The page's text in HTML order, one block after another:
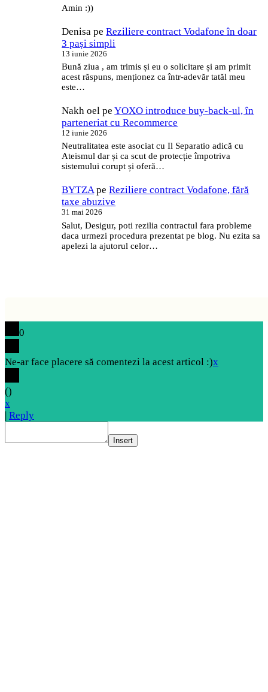
Amin :))
Denisa peReziliere contract Vodafone în doar
3 pași simpli
13 iunie 2026
Bună ziua , am trimis și eu o solicitare și am primit
acest răspuns, menționez ca într-adevăr tatăl meu
este…
Nakh oel peYOXO introduce buy-back-ul, în
parteneriat cu Recommerce
12 iunie 2026
Neutralitatea este asociat cu Il Separatio adică cu
Ateismul dar și ca scut de protecție împotriva
sistemului corupt și oferă…
BYTZApeReziliere contract Vodafone, fără
taxe abuzive
31 mai 2026
Salut, Desigur, poti rezilia contractul fara probleme
daca urmezi procedura prezentat pe blog. Nu ezita sa
apelezi la ajutorul celor…
0
Ne-ar face placere să comentezi la acest articol :)x
()
x
Reply
Insert